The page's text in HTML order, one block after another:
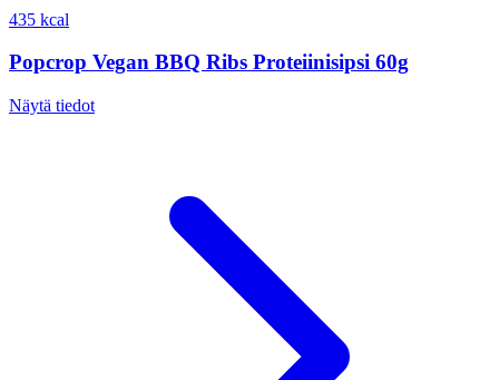
435 kcal
Popcrop Vegan BBQ Ribs Proteiinisipsi 60g
Näytä tiedot